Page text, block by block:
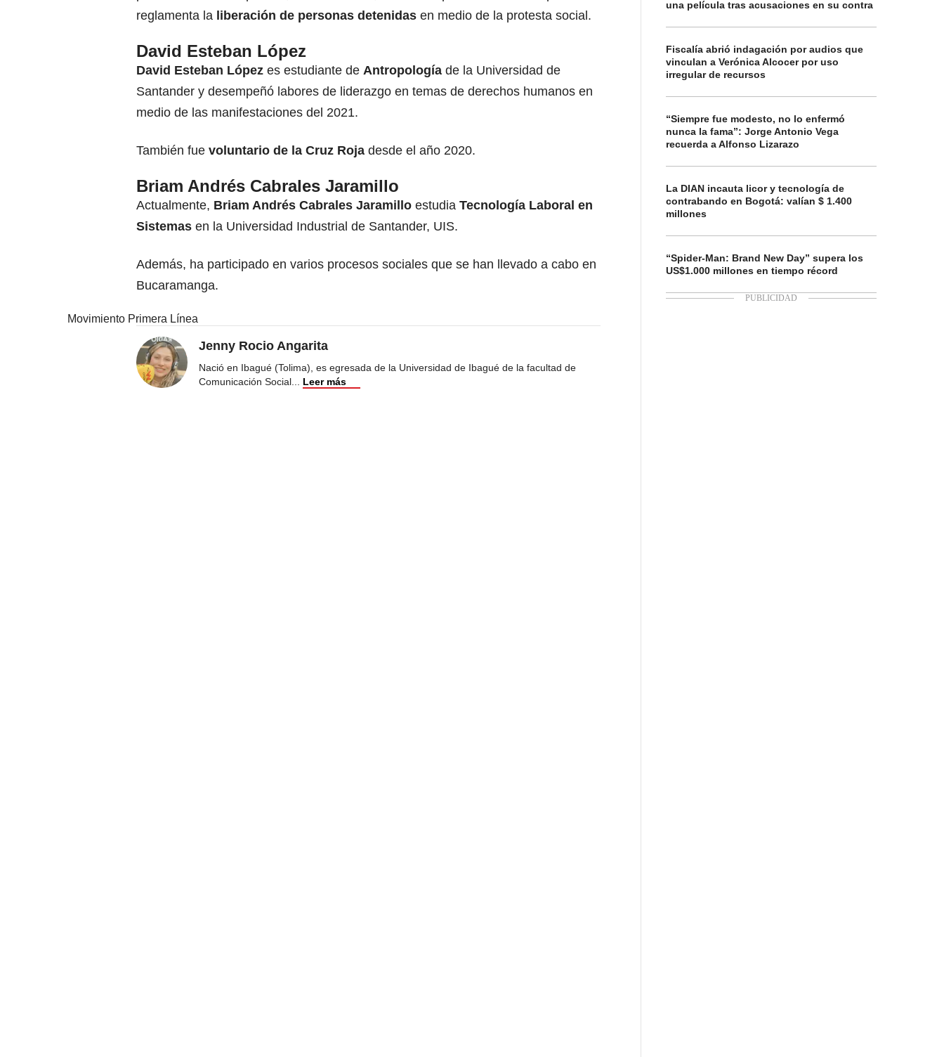
reglamenta la liberación de personas detenidas en medio de la protesta social.
David Esteban López
David Esteban López es estudiante de Antropología de la Universidad de
Santander y desempeñó labores de liderazgo en temas de derechos humanos en
medio de las manifestaciones del 2021.
También fue voluntario de la Cruz Roja desde el año 2020.
Briam Andrés Cabrales Jaramillo
Actualmente, Briam Andrés Cabrales Jaramillo estudia Tecnología Laboral en
Sistemas en la Universidad Industrial de Santander, UIS.
Además, ha participado en varios procesos sociales que se han llevado a cabo en
Bucaramanga.
Movimiento Primera Línea
Jenny Rocio Angarita
Nació en Ibagué (Tolima), es egresada de la Universidad de Ibagué de la facultad de
Comunicación Social... Leer más
una película tras acusaciones en su contra
Fiscalía abrió indagación por audios que
vinculan a Verónica Alcocer por uso
irregular de recursos
“Siempre fue modesto, no lo enfermó
nunca la fama”: Jorge Antonio Vega
recuerda a Alfonso Lizarazo
La DIAN incauta licor y tecnología de
contrabando en Bogotá: valían $ 1.400
millones
“Spider-Man: Brand New Day” supera los
US$1.000 millones en tiempo récord